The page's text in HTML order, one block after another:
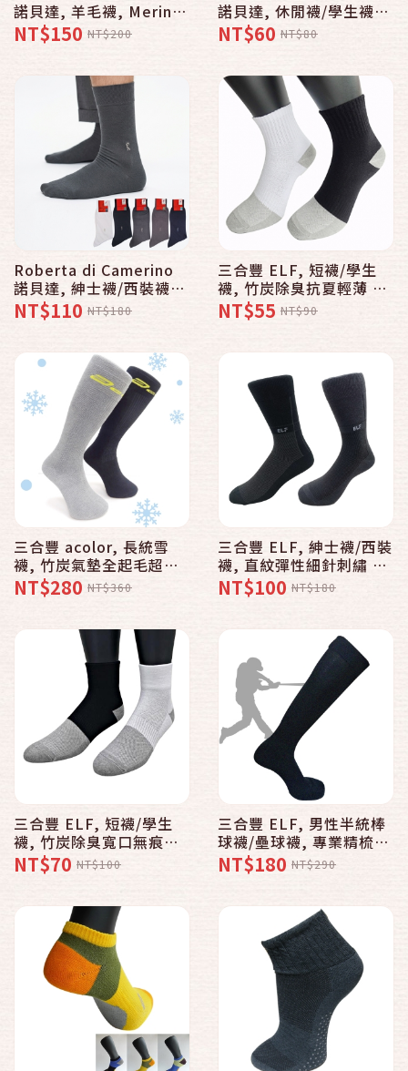
諾貝達, 羊毛襪, Merino
美麗諾羊毛 款 - 普若Pro
品牌好襪子專賣館
NT$150 NT$200
諾貝達, 休閒襪/學生襪,
精梳棉刺繡 款
NT$60 NT$80
Roberta di Camerino
諾貝達, 紳士襪/西裝襪,
精梳棉logo刺繡素色 款
NT$110 NT$180
三合豐 ELF, 短襪/學生
襪, 竹炭除臭抗夏輕薄 款
- 普若Pro品牌好襪子專
賣館
NT$55 NT$90
三合豐 acolor, 長統雪
襪, 竹炭氣墊全起毛超保
暖 款 - 普若Pro品牌好襪
子專賣館
NT$280 NT$360
三合豐 ELF, 紳士襪/西裝
襪, 直紋彈性細針刺繡 款
【MIT 2色】 - 普若Pro
品牌好襪子專賣館
NT$100 NT$180
三合豐 ELF, 短襪/學生
襪, 竹炭除臭寬口無痕輕
薄 款 - 普若Pro品牌好襪
子專賣館
NT$70 NT$100
三合豐 ELF, 男性半統棒
球襪/壘球襪, 專業精梳棉
氣墊 款 - 普若Pro品牌好
襪子專賣館
NT$180 NT$290